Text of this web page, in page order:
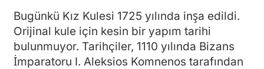
Bugünkü Kız Kulesi 1725 yılında inşa edildi.
Orijinal kule için kesin bir yapım tarihi
bulunmuyor. Tarihçiler, 1110 yılında Bizans
İmparatoru I. Aleksios Komnenos tarafından